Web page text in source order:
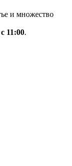
и множество
с 11:00.